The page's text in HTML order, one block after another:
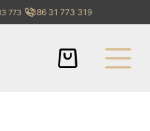
773 +386 31 773 319